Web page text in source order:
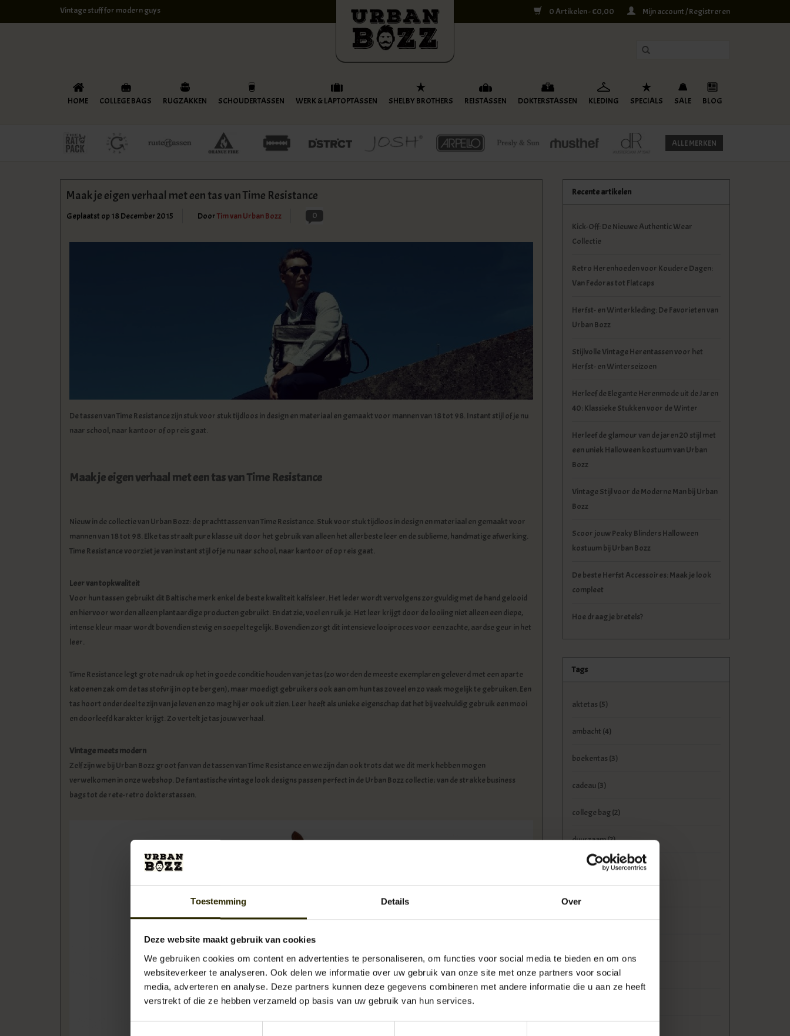
Toestemming Details Over
Deze website maakt gebruik van cookies
We gebruiken cookies om content en advertenties te personaliseren, om functies voor social media te bieden en om ons
websiteverkeer te analyseren. Ook delen we informatie over uw gebruik van onze site met onze partners voor social
media, adverteren en analyse. Deze partners kunnen deze gegevens combineren met andere informatie die u aan ze heeft
verstrekt of die ze hebben verzameld op basis van uw gebruik van hun services.
Vintage stuff for modern guys 0 Artikelen - €0,00 Mijn account / Registreren
HOME COLLEGE BAGS RUGZAKKEN SCHOUDERTASSEN WERK & LAPTOPTASSEN SHELBY BROTHERS REISTASSEN DOKTERSTASSEN KLEDING SPECIALS SALE BLOG
ALLE MERKEN
Maak je eigen verhaal met een tas van Time Resistance
Geplaatst op18 December 2015 DoorTim van Urban Bozz 0
De tassen van Time Resistance zijn stuk voor stuk tijdloos in design en materiaal en gemaakt voor mannen van 18 tot 98. Instant stijl of je nu
naar school, naar kantoor of op reis gaat.
Maak je eigen verhaal met een tas van Time Resistance
Nieuw in de collectie van Urban Bozz: de prachttassen van Time Resistance. Stuk voor stuk tijdloos in design en materiaal en gemaakt voor
mannen van 18 tot 98. Elke tas straalt pure klasse uit door het gebruik van alleen het allerbeste leer en de sublieme, handmatige afwerking.
Time Resistance voorziet je van instant stijl of je nu naar school, naar kantoor of op reis gaat.
Leer van topkwaliteit
Voor hun tassen gebruikt dit Baltische merk enkel de beste kwaliteit kalfsleer. Het leder wordt vervolgens zorgvuldig met de hand gelooid
en hiervoor worden alleen plantaardige producten gebruikt. En dat zie, voel en ruik je. Het leer krijgt door de looiing niet alleen een diepe,
intense kleur maar wordt bovendien stevig en soepel tegelijk. Bovendien zorgt dit intensieve looiproces voor een zachte, aardse geur in het
leer.
Time Resistance legt grote nadruk op het in goede conditie houden van je tas (zo worden de meeste exemplaren geleverd met een aparte
katoenen zak om de tas stofvrij in op te bergen), maar moedigt gebruikers ook aan om hun tas zoveel en zo vaak mogelijk te gebruiken. Een
tas hoort onderdeel te zijn van je leven en zo mag hij er ook uit zien. Leer heeft als unieke eigenschap dat het bij veelvuldig gebruik een mooi
en doorleefd karakter krijgt. Zo vertelt je tas jouw verhaal.
Vintage meets modern
Zelf zijn we bij Urban Bozz groot fan van de tassen van Time Resistance en we zijn dan ook trots dat we dit merk hebben mogen
verwelkomen in onze webshop. De fantastische vintage look designs passen perfect in de Urban Bozz collectie; van de strakke business
bags tot de rete-retro dokterstassen.
Recente artikelen
Kick-Off: De Nieuwe Authentic Wear
Collectie
Retro Herenhoeden voor Koudere Dagen:
Van Fedoras tot Flatcaps
Herfst- en Winterkleding: De Favorieten van
Urban Bozz
Stijlvolle Vintage Herentassen voor het
Herfst- en Winterseizoen
Herleef de Elegante Herenmode uit de Jaren
40: Klassieke Stukken voor de Winter
Herleef de glamour van de jaren 20 stijl met
een uniek Halloween kostuum van Urban
Bozz
Vintage Stijl voor de Moderne Man bij Urban
Bozz
Scoor jouw Peaky Blinders Halloween
kostuum bij Urban Bozz
De beste Herfst Accessoires: Maak je look
compleet
Hoe draag je bretels?
Tags
aktetas (5)
ambacht (4)
boekentas (3)
cadeau(3)
college bag(2)
duurzaam(2)
exclusief(3)
laptoptas(9)
leer(5)